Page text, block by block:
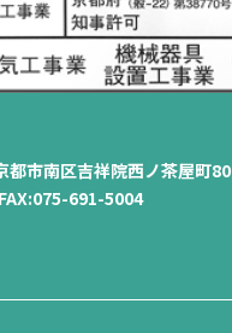
都市南区吉祥院西ノ茶屋町80
691-5004